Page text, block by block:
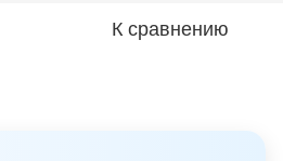
К сравнению